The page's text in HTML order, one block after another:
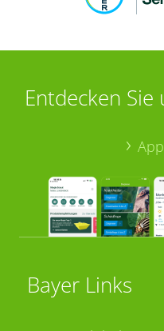
Entdecken
Bayer Links